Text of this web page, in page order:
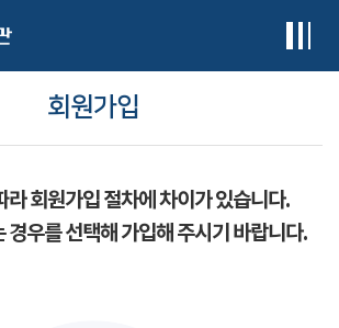
회원가입
라 회원가입 절차에 차이가 있습니다.
경우를 선택해 가입해 주시기 바랍니다.